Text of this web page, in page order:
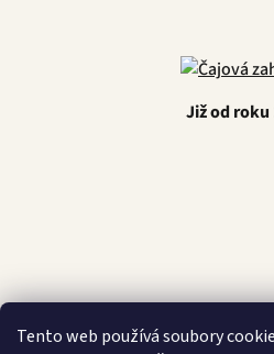
Tento web používá soubory
Již od roku
Latino